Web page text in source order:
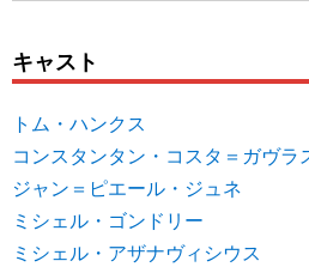
キャスト
トム・ハンクス
コンスタンタン・コスタ＝ガヴラ
ジャン＝ピエール・ジュネ
ミシェル・ゴンドリー
ミシェル・アザナヴィシウス